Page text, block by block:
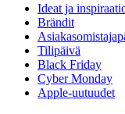
Ideat ja
Brändit
Tilipäivä
Black Friday
Cyber Monday
Apple-uutuudet